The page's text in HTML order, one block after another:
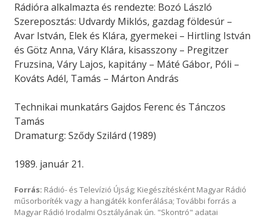
Rádióra alkalmazta és rendezte: Bozó László
Szereposztás: Udvardy Miklós, gazdag földesúr –
Avar István, Elek és Klára, gyermekei – Hirtling István
és Götz Anna, Váry Klára, kisasszony – Pregitzer
Fruzsina, Váry Lajos, kapitány – Máté Gábor, Póli –
Kováts Adél, Tamás – Márton András
Technikai munkatárs Gajdos Ferenc és Tánczos
Tamás
Dramaturg: Sződy Szilárd (1989)
1989. január 21.
Forrás: Rádió- és Televízió Újság; Kiegészítésként Magyar Rádió
műsorboríték vagy a hangjáték konferálása; További forrás a
Magyar Rádió Irodalmi Osztályának ún. "Skontró" adatai